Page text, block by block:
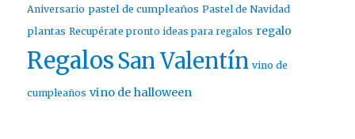
Aniversario pastel de cumpleaños Pastel de Navidad
plantas Recupérate pronto ideas para regalos regalo
Regalos San Valentín vino de
cumpleaños vino de halloween